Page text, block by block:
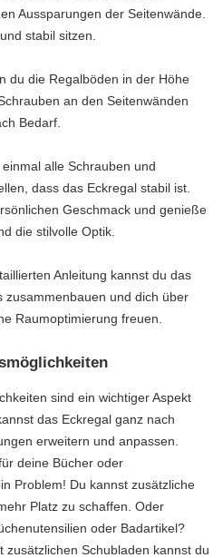
Aussparungen der Seitenwände.
stabil sitzen.
du die Regalböden in der Höhe
an den Seitenwänden
Bedarf.
alle Schrauben und
dass das Eckregal stabil ist.
Geschmack und genieße
die stilvolle Optik.
Anleitung kannst du das
zusammenbauen und dich über
Raumoptimierung freuen.
sind ein wichtiger Aspekt
das Eckregal ganz nach
erweitern und anpassen.
deine Bücher oder
Problem! Du kannst zusätzliche
Platz zu schaffen. Oder
oder Badartikel?
zusätzlichen Schubladen kannst du